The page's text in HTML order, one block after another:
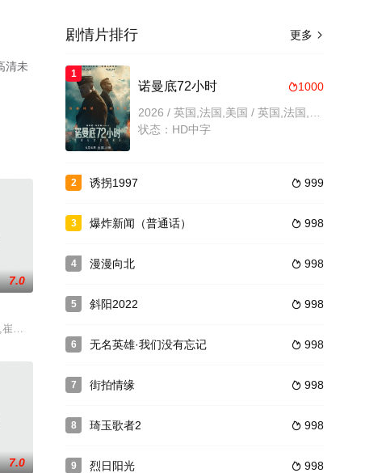
清未
白玫瑰（徐冬冬饰），奉命潜伏
7.0
熙珍
7.0
更多 
剧情片排行
1
1000
诺曼底72小时
状态：HD中字
2  999
诱拐1997
3  998
爆炸新闻（普通话）
4  998
漫漫向北
5  998
斜阳2022
6  998
无名英雄·我们没有忘记
7  998
街拍情缘
8  998
琦玉歌者2
9  998
烈日阳光